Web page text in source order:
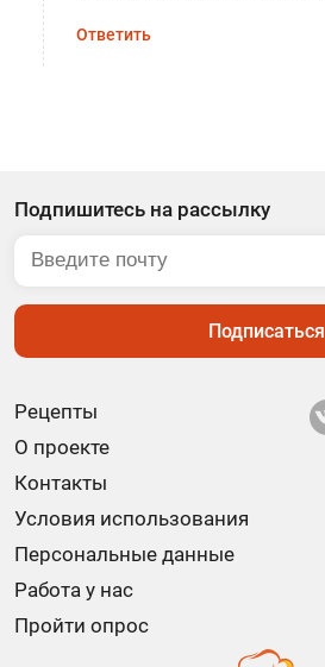
Ответить
Рецепты
О проекте
Контакты
Условия использования
Персональные данные
Работа у нас
Пройти опрос
Подпишитесь на рассылку
Подписаться